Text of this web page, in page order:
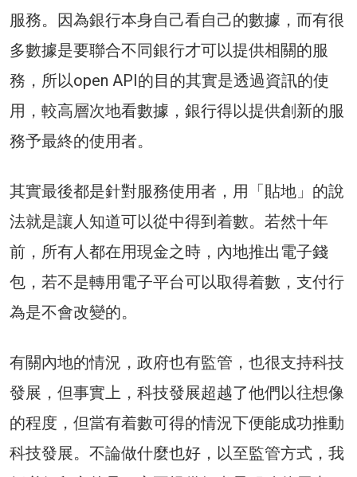
服務。因為銀行本身自己看自己的數據，而有很
多數據是要聯合不同銀行才可以提供相關的服
務，所以open API的目的其實是透過資訊的使
用，較高層次地看數據，銀行得以提供創新的服
務予最終的使用者。
其實最後都是針對服務使用者，用「貼地」的說
法就是讓人知道可以從中得到着數。若然十年
前，所有人都在用現金之時，內地推出電子錢
包，若不是轉用電子平台可以取得着數，支付行
為是不會改變的。
有關內地的情況，政府也有監管，也很支持科技
發展，但事實上，科技發展超越了他們以往想像
的程度，但當有着數可得的情況下便能成功推動
科技發展。不論做什麼也好，以至監管方式，我